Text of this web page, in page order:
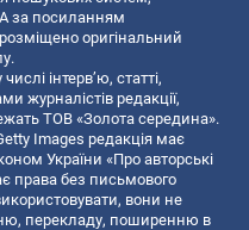
за посиланням
оригінальний
інтерв’ю, статті,
журналістів редакції,
ТОВ «Золота середина».
Images редакція має
України «Про авторські
права без письмового
вони не
перекладу, поширенню в